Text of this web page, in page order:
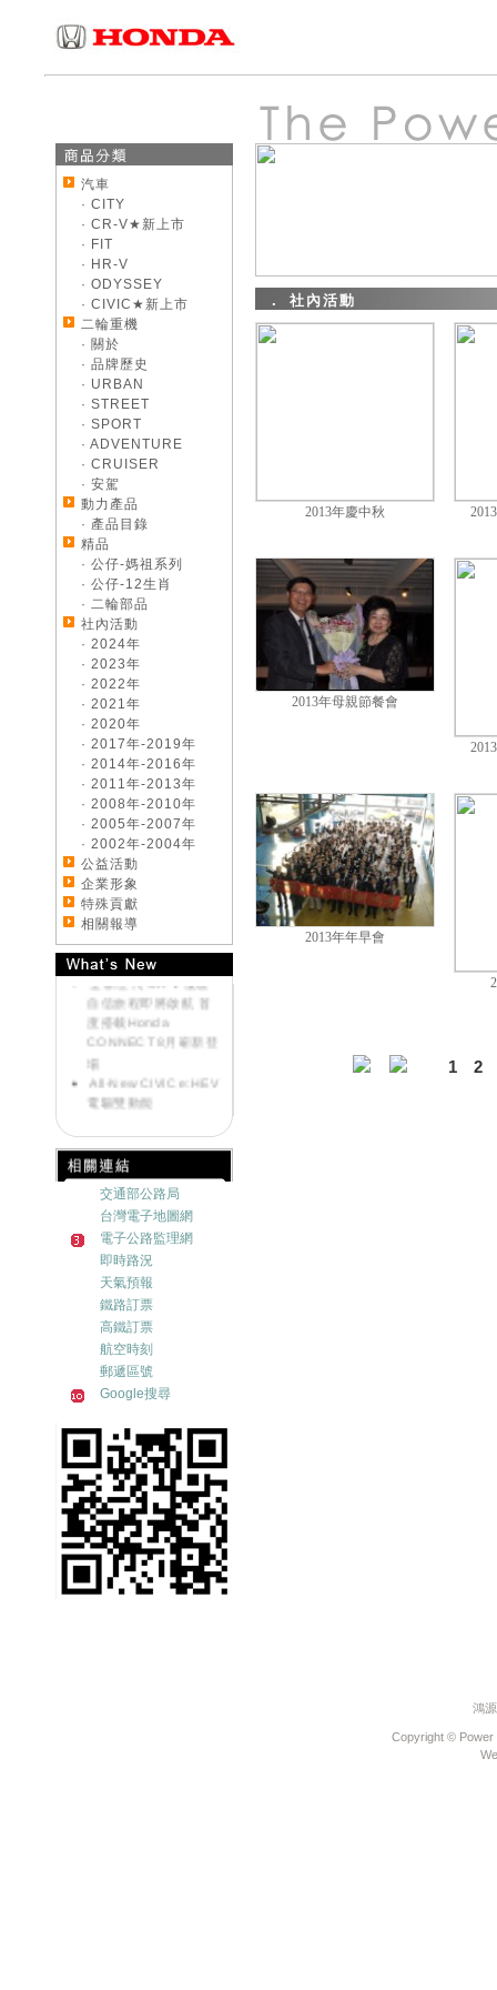
汽車
· CITY
· CR-V★新上市
· FIT
· HR-V
· ODYSSEY
· CIVIC★新上市
二輪重機
· 關於
· 品牌歷史
· URBAN
· STREET
· SPORT
· ADVENTURE
· CRUISER
· 安駕
動力產品
· 產品目錄
精品
· 公仔-媽祖系列
· 公仔-12生肖
· 二輪部品
社內活動
· 2024年
· 2023年
· 2022年
· 2021年
· 2020年
· 2017年-2019年
· 2014年-2016年
· 2011年-2013年
· 2008年-2010年
· 2005年-2007年
· 2002年-2004年
公益活動
企業形象
特殊貢獻
相關報導
《好康大聲公-汽車》
來店試乘~送您開運好
禮
《好康大聲公-汽車》
交車送您精美好禮~
《好康大聲公-汽車》
禮
全新世代 CR-V 優雅
自信旅程即將啟航 首
度搭載Honda
CONNECT 8月嶄新登
場
All-New CIVIC e:HEV
電驅雙動能
來店試乘~送您精美好
禮
《好康大聲公》滿額
好禮送一波~邀請您回
《好康大聲公-汽車》
來店試乘~送您精美好
《好康大聲公》
MOTORCYCLE交車禮
送您限量收納組
Honda NEW HR-V發
表首週突破500台訂單
Honda ALL NEW HR-
單突破2200張!!
《好康大聲公-汽車》
炎熱退散!! 汽車試乘好
禮送您遮陽簾
《好康大聲公-汽車》
汽車滿額禮&試乘好禮
送送送
《好康大聲公-汽車》
好康再一波~滿額禮大
交通部公路局
台灣電子地圖網
電子公路監理網
即時路況
天氣預報
鐵路訂票
高鐵訂票
航空時刻
郵遞區號
Google搜尋
． 社內活動
2013年慶中秋
2013年母親節餐會
2013年年早會
1 2
鴻
Copyright © Power